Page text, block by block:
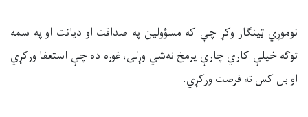
نوموړي ټینګار وکړ چې که مسؤولین په صداقت او دیانت او په سمه
توګه خپلې کاري چارې پرمخ نه‌شي وړلی، غوره ده چې استعفا ورکړي
او بل کس ته فرصت ورکړي.